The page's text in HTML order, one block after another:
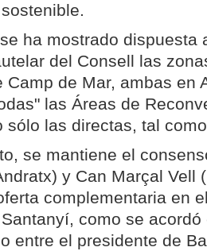
ha mostrado dispuesta
del Consell las
Camp de Mar, ambas en
las Áreas de
sólo las directas, tal
se mantiene el
y Can Marçal Vell
complementaria en
como se
entre el presidente de